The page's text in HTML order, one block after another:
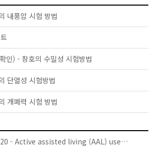
내풍압 시험 방법
인) - 창호의 수밀성 시험방법
단열성 시험방법
개폐력 시험 방법
IEC TS 63134:2020 - Active assisted living (AAL) use cases